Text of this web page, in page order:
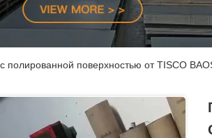
поверхностью от TISCO